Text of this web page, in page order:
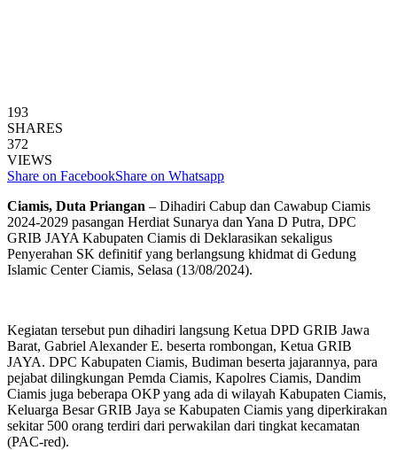
193
SHARES
372
VIEWS
Share on FacebookShare on Whatsapp
Ciamis, Duta Priangan – Dihadiri Cabup dan Cawabup Ciamis
2024-2029 pasangan Herdiat Sunarya dan Yana D Putra, DPC
GRIB JAYA Kabupaten Ciamis di Deklarasikan sekaligus
Penyerahan SK definitif yang berlangsung khidmat di Gedung
Islamic Center Ciamis, Selasa (13/08/2024).
Kegiatan tersebut pun dihadiri langsung Ketua DPD GRIB Jawa
Barat, Gabriel Alexander E. beserta rombongan, Ketua GRIB
JAYA. DPC Kabupaten Ciamis, Budiman beserta jajarannya, para
pejabat dilingkungan Pemda Ciamis, Kapolres Ciamis, Dandim
Ciamis juga beberapa OKP yang ada di wilayah Kabupaten Ciamis,
Keluarga Besar GRIB Jaya se Kabupaten Ciamis yang diperkirakan
sekitar 500 orang terdiri dari perwakilan dari tingkat kecamatan
(PAC-red).